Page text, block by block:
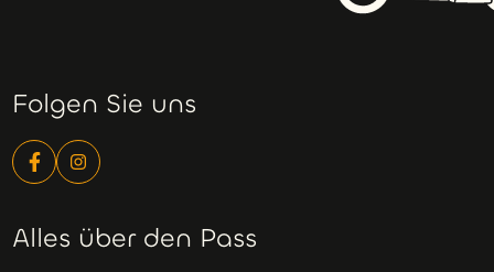
Folgen Sie uns
Alles über den Pass